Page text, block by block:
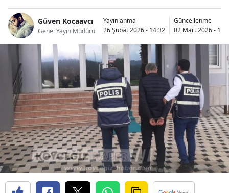
Güven Kocaavcı
Genel Yayın Müdürü
Yayınlanma
26 Şubat 2026 - 14:32
Güncellenme
02 Mart 2026 -